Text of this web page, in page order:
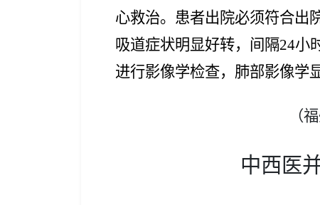
心救治。患者出院必须符合出
吸道症状明显好转，间隔24小
进行影像学检查，肺部影像学
（
中西医